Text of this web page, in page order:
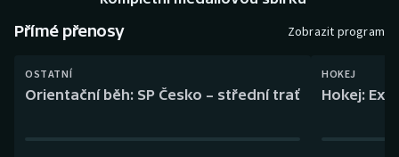
Baseball a softbal
Basketbal
Soutěže
Historické návraty
Přímé přenosy Zobrazit program
OSTATNÍ
Orientační běh: SP Česko – střední trať
HOKEJ
Hokej: